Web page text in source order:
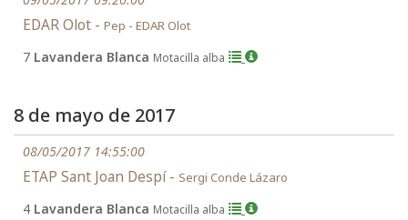
EDAR Olot - Pep - EDAR Olot
7 Lavandera Blanca Motacilla alba
8 de mayo de 2017
08/05/2017 14:55:00
ETAP Sant Joan Despí - Sergi Conde Lázaro
4 Lavandera Blanca Motacilla alba